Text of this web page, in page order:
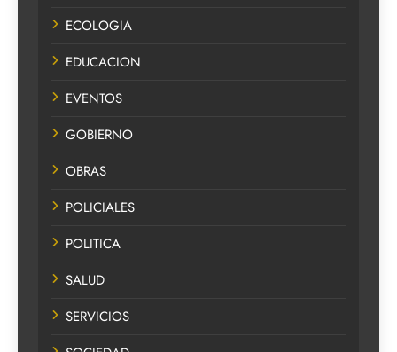
ECOLOGIA
EDUCACION
EVENTOS
GOBIERNO
OBRAS
POLICIALES
POLITICA
SALUD
SERVICIOS